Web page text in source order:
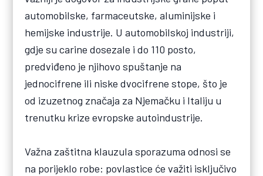
automobilske, farmaceutske, aluminijske i
hemijske industrije. U automobilskoj industriji,
gdje su carine dosezale i do 110 posto,
predviđeno je njihovo spuštanje na
jednocifrene ili niske dvocifrene stope, što je
od izuzetnog značaja za Njemačku i Italiju u
trenutku krize evropske autoindustrije.
Važna zaštitna klauzula sporazuma odnosi se
na porijeklo robe: povlastice će važiti isključivo